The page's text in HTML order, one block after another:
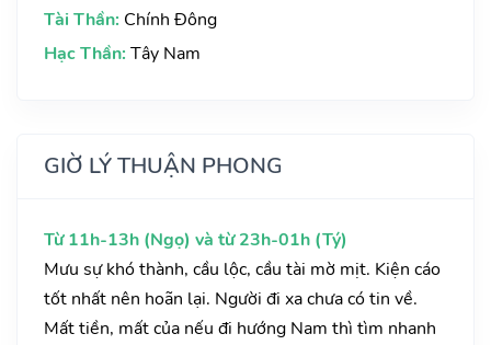
Tài Thần: Chính Đông
Hạc Thần: Tây Nam
GIỜ LÝ THUẬN PHONG
Từ 11h-13h (Ngọ) và từ 23h-01h (Tý)
Mưu sự khó thành, cầu lộc, cầu tài mờ mịt. Kiện cáo
tốt nhất nên hoãn lại. Người đi xa chưa có tin về.
Mất tiền, mất của nếu đi hướng Nam thì tìm nhanh